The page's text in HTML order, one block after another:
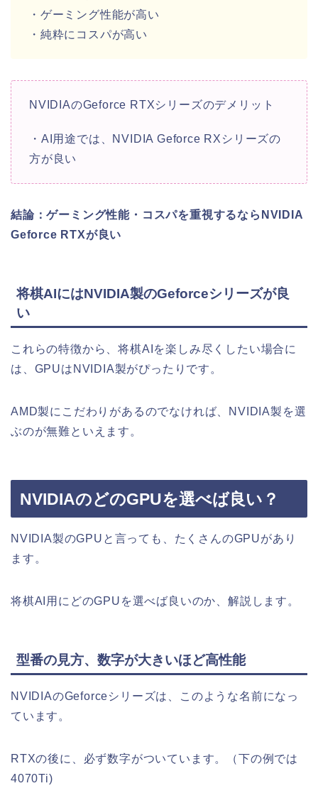
・ゲーミング性能が高い
・純粋にコスパが高い
NVIDIAのGeforce RTXシリーズのデメリット
・AI用途では、NVIDIA Geforce RXシリーズの
方が良い
結論：ゲーミング性能・コスパを重視するならNVIDIA
Geforce RTXが良い
将棋AIにはNVIDIA製のGeforceシリーズが良
い
これらの特徴から、将棋AIを楽しみ尽くしたい場合に
は、GPUはNVIDIA製がぴったりです。
AMD製にこだわりがあるのでなければ、NVIDIA製を選
ぶのが無難といえます。
NVIDIAのどのGPUを選べば良い？
NVIDIA製のGPUと言っても、たくさんのGPUがあり
ます。
将棋AI用にどのGPUを選べば良いのか、解説します。
型番の見方、数字が大きいほど高性能
NVIDIAのGeforceシリーズは、このような名前になっ
ています。
RTXの後に、必ず数字がついています。（下の例では
4070Ti)